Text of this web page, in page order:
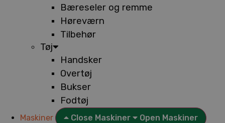
Bæreseler og remme
Høreværn
Tilbehør
Tøj
Handsker
Overtøj
Bukser
Fodtøj
Maskiner Close Maskiner Open Maskiner